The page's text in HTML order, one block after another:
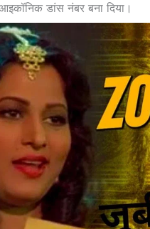
डांस नंबर बना दिया।